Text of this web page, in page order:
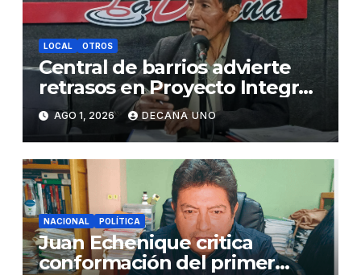
LOCAL OTROS
Central de barrios advierte
retrasos en Proyecto Integral
de Agua y Alcantarillado para
Juliaca
AGO 1, 2026 DECANA UNO
NACIONAL POLÍTICA
Juan Echenique critica
conformación del primer